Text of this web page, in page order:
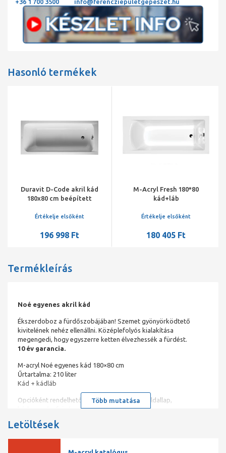
+36 1 700 3500 info@ferencziepuletgepeszet.hu
Hasonló termékek
Duravit D-Code akril kád
180x80 cm beépített
Értékelje elsőként
196 998 Ft
M-Acryl Fresh 180*80
kád+láb
Értékelje elsőként
180 405 Ft
Termékleírás
Noé egyenes akril kád
Ékszerdoboz a fürdőszobájában! Szemet gyönyörködtető
kivitelének nehéz ellenállni. Középlefolyós kialakítása
megengedi, hogy egyszerre ketten élvezhessék a fürdést.
10 év garancia.
M-acryl Noé egyenes kád 180×80 cm
Űrtartalma: 210 liter
Kád + kádláb
Opcióként rendelhető: le- és túlfolyó, elő és oldallap,
Az M-Acryl kádak minden képzeletet felülmúló kényelemmel
Több mutatása
Letöltések